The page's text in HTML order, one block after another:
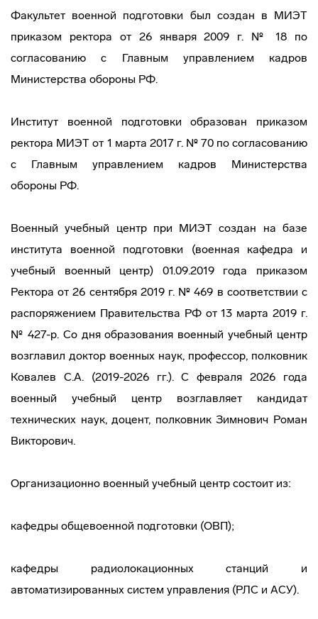
Факультет военной подготовки был создан в МИЭТ
приказом ректора от 26 января 2009 г. № 18 по
согласованию с Главным управлением кадров
Министерства обороны РФ.
Институт военной подготовки образован приказом
ректора МИЭТ от 1 марта 2017 г. № 70 по согласованию
с Главным управлением кадров Министерства
обороны РФ.
Военный учебный центр при МИЭТ создан на базе
института военной подготовки (военная кафедра и
учебный военный центр) 01.09.2019 года приказом
Ректора от 26 сентября 2019 г. № 469 в соответствии с
распоряжением Правительства РФ от 13 марта 2019 г.
№ 427-р. Со дня образования военный учебный центр
возглавил доктор военных наук, профессор, полковник
Ковалев С.А. (2019-2026 гг.). С февраля 2026 года
военный учебный центр возглавляет кандидат
технических наук, доцент, полковник Зимнович Роман
Викторович.
Организационно военный учебный центр состоит из:
кафедры общевоенной подготовки (ОВП);
кафедры радиолокационных станций и
автоматизированных систем управления (РЛС и АСУ).